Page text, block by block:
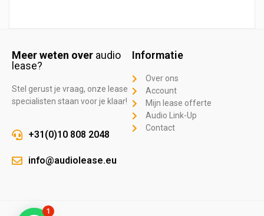
Meer weten over audio
lease?
Stel gerust je vraag, onze lease
specialisten staan voor je klaar!
+31(0)10 808 2048
info@audiolease.eu
Informatie
Over ons
Account
Mijn lease offerte
Audio Link-Up
Contact
1